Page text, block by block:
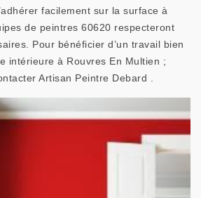
facilement sur la surface à
de peintres 60620 respecteront
Pour bénéficier d’un travail bien
intérieure à Rouvres En Multien ;
Artisan Peintre Debard .